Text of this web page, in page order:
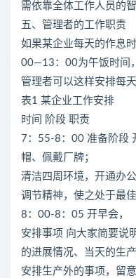
需依靠全体工作人员的智
五、管理者的工作职责
如果某企业每天的作息
00—13：00为午饭时间
管理者可以这样安排每
表1 某企业工作安排
时间 阶段 职责
7：55-8：00 准备阶段
帽、佩戴厂牌；
清洁四周环境，开通办公
调节精神，使之处于最
8：00-8：05 开早会，
安排事项 向大家简要说
的进展情况、当天的生
安排生产外的事项，留